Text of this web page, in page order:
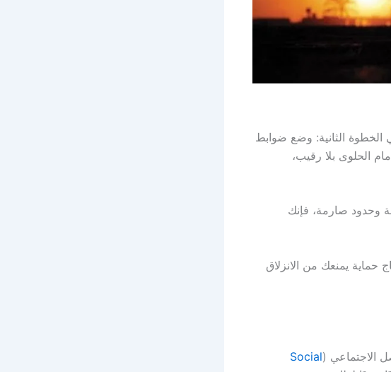
الخطوة الثانية: وضع ضوابط
الحلوى بلا رقيب،
وحدود صارمة، فإنك
حماية يمنعك من الانزلاق
الاجتماعي (Social